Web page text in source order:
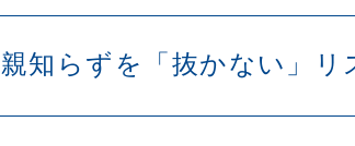
親知らずを 「抜かない」リ